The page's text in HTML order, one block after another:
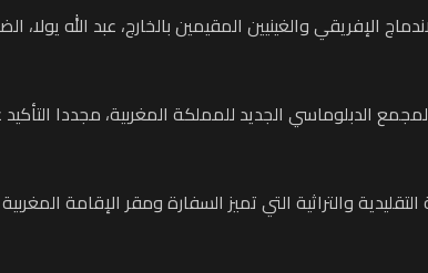
الإفريقي والغينيين المقيمين بالخارج، عبد الله يولا،
الدبلوماسي الجديد للمملكة المغربية، مجددا
والتراثية التي تميز السفارة ومقر الإقامة